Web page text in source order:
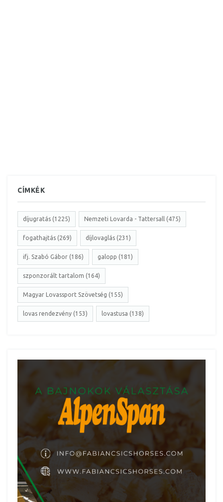
CÍMKÉK
díjugratás (1225) Nemzeti Lovarda - Tattersall (475)
fogathajtás (269) díjlovaglás (231)
ifj. Szabó Gábor (186) galopp (181)
szponzorált tartalom (164)
Magyar Lovassport Szövetség (155)
lovas rendezvény (153) lovastusa (138)